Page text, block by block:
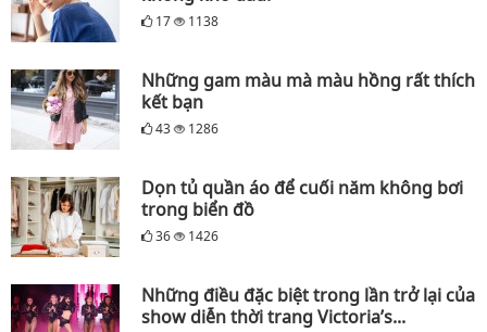
17 1138
Những gam màu mà màu hồng rất thích
kết bạn
43 1286
Dọn tủ quần áo để cuối năm không bơi
trong biển đồ
36 1426
Những điều đặc biệt trong lần trở lại của
show diễn thời trang Victoria’s...